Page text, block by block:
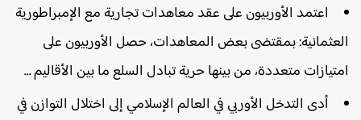
اعتمد الأوربيون على عقد معاهدات تجارية مع الإمبراطورية
بمقتضى بعض المعاهدات، حصل الأوربيون على
متعددة، من بينها حرية تبادل السلع ما بين الأقاليم …
أدى التدخل الأوربي في العالم الإسلامي إلى اختلال التوازن في